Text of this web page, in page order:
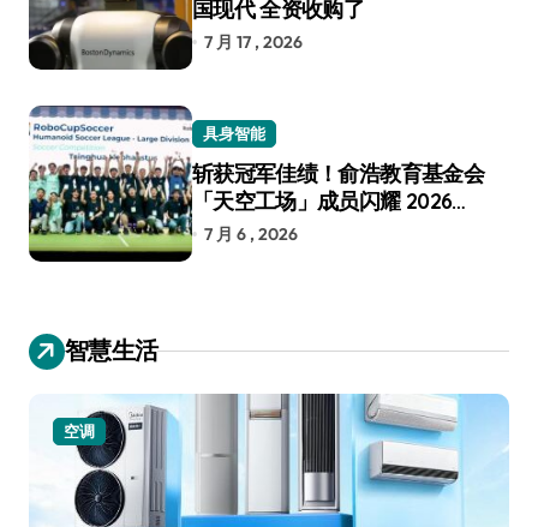
国现代 全资收购了
7 月 17 , 2026
具身智能
斩获冠军佳绩！俞浩教育基金会
「天空工场」成员闪耀 2026
RoboCup 机器人世界杯
7 月 6 , 2026
智慧生活
空调